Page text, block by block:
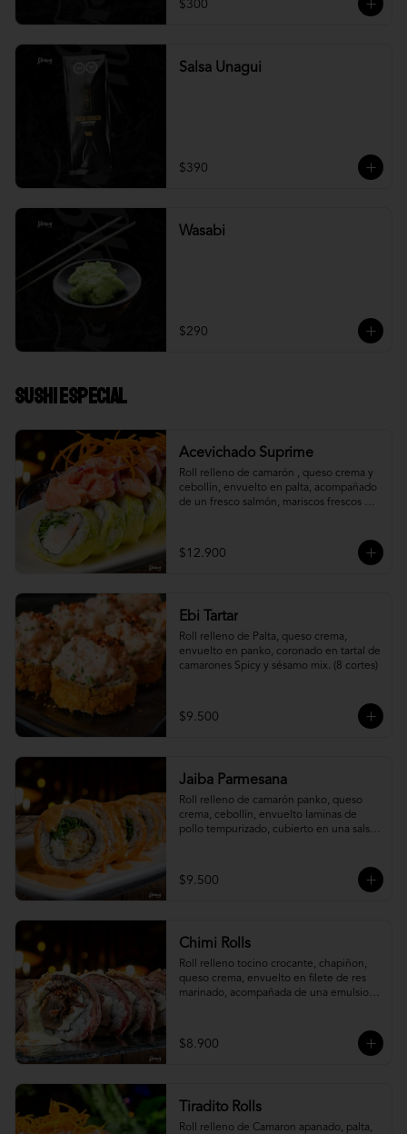
$300
Salsa Unagui
$390
Wasabi
$290
Sushi Especial
Acevichado Suprime
Roll relleno de camarón , queso crema y
cebollín, envuelto en palta, acompañado
de un fresco salmón, mariscos frescos en
$12.900
Ebi Tartar
Roll relleno de Palta, queso crema,
envuelto en panko, coronado en tartal de
camarones Spicy y sésamo mix. (8 cortes)
$9.500
Jaiba Parmesana
Roll relleno de camarón panko, queso
crema, cebollín, envuelto laminas de
pollo tempurizado, cubierto en una salsa
$9.500
Chimi Rolls
Roll relleno tocino crocante, chapiñon,
queso crema, envuelto en filete de res
marinado, acompañada de una emulsion
$8.900
Tiradito Rolls
Roll relleno de Camaron apanado, palta,